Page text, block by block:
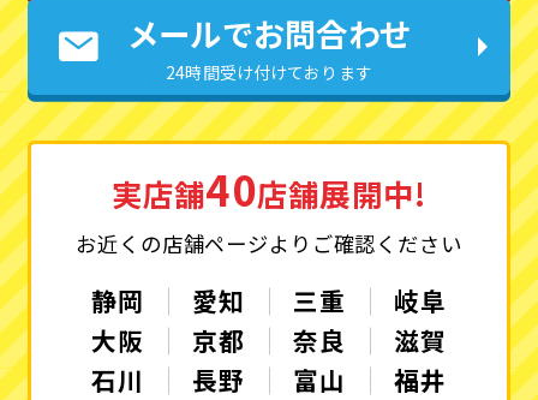
メールでお問合わせ
24時間受け付けております
実店舗40店舗展開中!
お近くの店舗ページよりご確認ください
静岡 愛知 三重
岐阜
大阪
京都 奈良
滋賀
石川
長野 富山
福井